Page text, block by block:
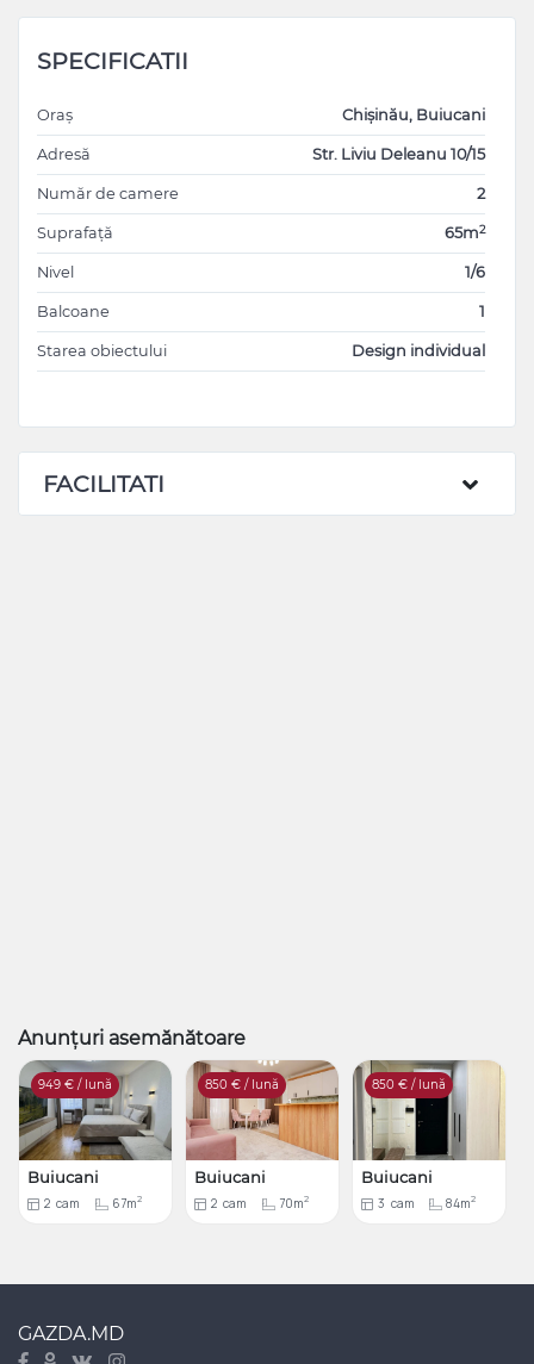
SPECIFICATII
Oraș Chișinău, Buiucani
Adresă Str. Liviu Deleanu 10/15
Număr de camere 2
Suprafață 65m2
Nivel 1/6
Balcoane 1
Starea obiectului Design individual
FACILITATI
Anunțuri asemănătoare
949 € / lună
Buiucani
2 cam 67m2
850 € / lună
Buiucani
2 cam 70m2
850 € / lună
Buiucani
3 cam 84m2
GAZDA.MD